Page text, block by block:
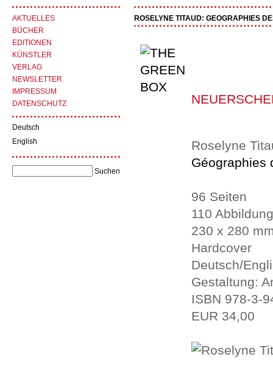
ROSELYNE TITAUD: GEOGRAPHIES
Roselyne
Géographies
96 Seiten
110
230 x 280
Hardcover
Deutsch/
Gestaltung:
ISBN 978-3-
EUR 34,00
AKTUELLES
BÜCHER
EDITIONEN
KÜNSTLER
VERLAG
NEWSLETTER
IMPRESSUM
DATENSCHUTZ
Deutsch
English